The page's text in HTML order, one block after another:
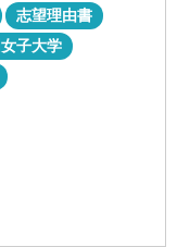
志望理由書
子大学